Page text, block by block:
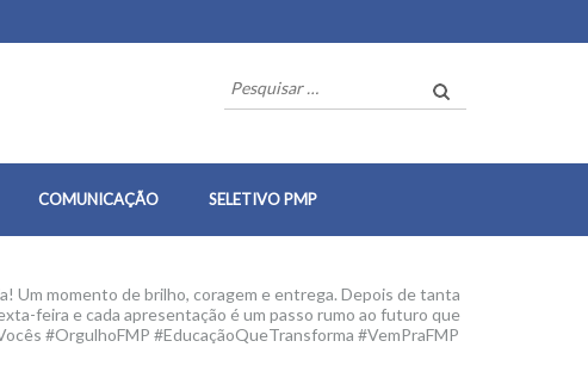
Pesquisar
por:
COMUNICAÇÃO SELETIVO PMP
Um momento de brilho, coragem e entrega. Depois de tanta
feira e cada apresentação é um passo rumo ao futuro que
#OrgulhoFMP #EducaçãoQueTransforma #VemPraFMP